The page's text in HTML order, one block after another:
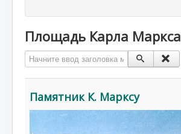
Площадь Карла Маркса
Начните ввод заголовка метки
Памятник К. Марксу